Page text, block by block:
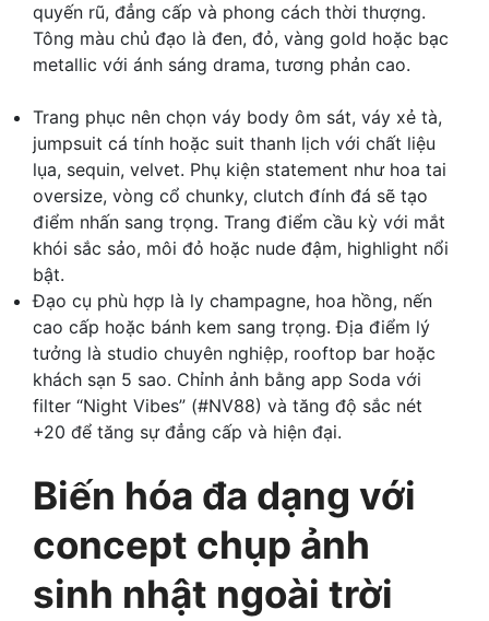
quyến rũ, đẳng cấp và phong cách thời thượng.
Tông màu chủ đạo là đen, đỏ, vàng gold hoặc bạc
metallic với ánh sáng drama, tương phản cao.
Trang phục nên chọn váy body ôm sát, váy xẻ tà,
jumpsuit cá tính hoặc suit thanh lịch với chất liệu
lụa, sequin, velvet. Phụ kiện statement như hoa tai
oversize, vòng cổ chunky, clutch đính đá sẽ tạo
điểm nhấn sang trọng. Trang điểm cầu kỳ với mắt
khói sắc sảo, môi đỏ hoặc nude đậm, highlight nổi
bật.
Đạo cụ phù hợp là ly champagne, hoa hồng, nến
cao cấp hoặc bánh kem sang trọng. Địa điểm lý
tưởng là studio chuyên nghiệp, rooftop bar hoặc
khách sạn 5 sao. Chỉnh ảnh bằng app Soda với
filter “Night Vibes” (#NV88) và tăng độ sắc nét
+20 để tăng sự đẳng cấp và hiện đại.
Biến hóa đa dạng với
concept chụp ảnh
sinh nhật ngoài trời